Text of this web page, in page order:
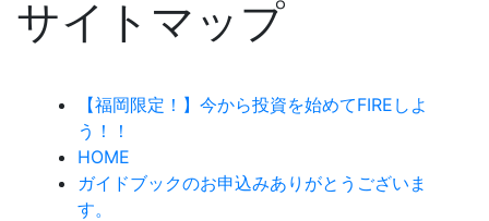
サイトマップ
【福岡限定！】今から投資を始めてFIREしよ
う！！
HOME
ガイドブックのお申込みありがとうございま
す。